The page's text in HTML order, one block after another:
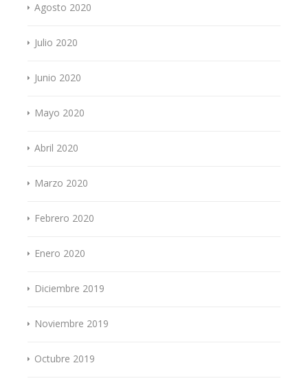
Agosto 2020
Julio 2020
Junio 2020
Mayo 2020
Abril 2020
Marzo 2020
Febrero 2020
Enero 2020
Diciembre 2019
Noviembre 2019
Octubre 2019